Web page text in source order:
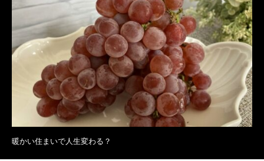
暖かい住まいで人生変わる？